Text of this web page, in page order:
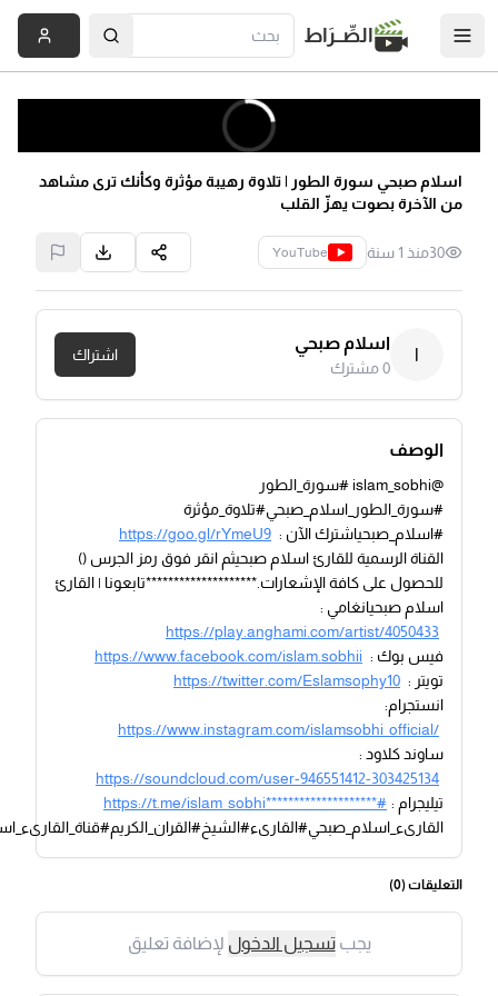
الصِّــرَاط
اسلام صبحي سورة الطور | تلاوة رهيبة مؤثرة وكأنك ترى مشاهد
من الآخرة بصوت يهزّ القلب
30منذ 1 سنة YouTube
ا
اسلام صبحي
0مشترك
اشتراك
الوصف
@islam_sobhi #سورة_الطور
#سورة_الطور_اسلام_صبحي#تلاوة_مؤثرة
#اسلام_صبحياشترك الآن : https://goo.gl/rYmeU9
القناة الرسمية للقارئ اسلام صبحيثم انقر فوق رمز الجرس ()
للحصول على كافة الإشعارات.********************تابعونا | القارئ
اسلام صبحيانغامي :
https://play.anghami.com/artist/4050433
فيس بوك : https://www.facebook.com/islam.sobhii
تويتر : https://twitter.com/Eslamsophy10
انستجرام:
https://www.instagram.com/islamsobhi_official/
ساوند كلاود :
https://soundcloud.com/user-946551412-303425134
تيليجرام : https://t.me/islam_sobhi********************#
التعليقات (0
)
يجبتسجيل الدخول لإضافة تعليق